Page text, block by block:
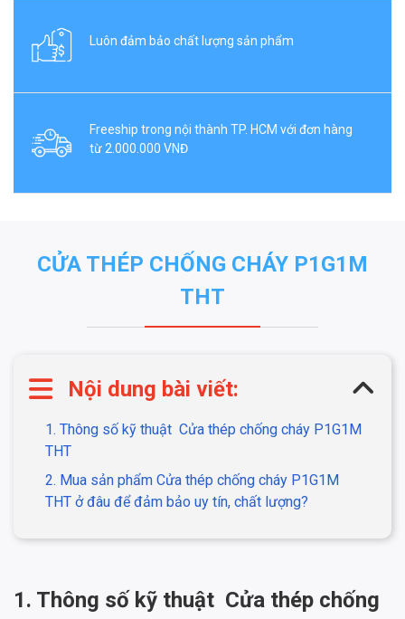
Luôn đảm bảo chất lượng sản phẩm
Freeship trong nội thành TP. HCM với đơn hàng
từ 2.000.000 VNĐ
CỬA THÉP CHỐNG CHÁY P1G1M
THT
Nội dung bài viết:
1. Thông số kỹ thuật Cửa thép chống cháy P1G1M
THT
2. Mua sản phẩm Cửa thép chống cháy P1G1M
THT ở đâu để đảm bảo uy tín, chất lượng?
1. Thông số kỹ thuật Cửa thép chống